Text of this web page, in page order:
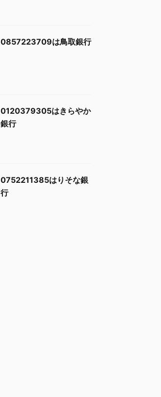
0857223709は鳥取銀行
0120379305はきらやか
銀行
0752211385はりそな銀
行